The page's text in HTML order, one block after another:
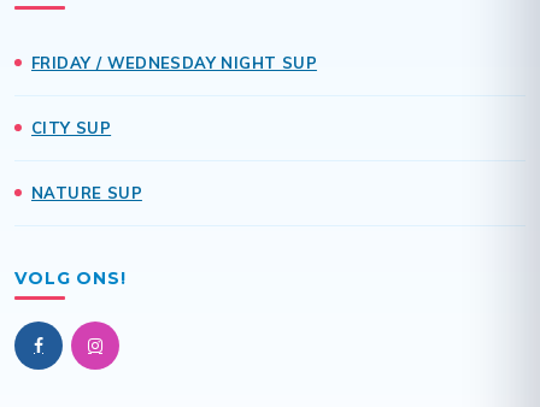
FRIDAY / WEDNESDAY NIGHT SUP
CITY SUP
NATURE SUP
VOLG ONS!